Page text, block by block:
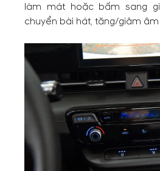
làm mát hoặc bấm sang
chuyển bài hát, tăng/giảm âm